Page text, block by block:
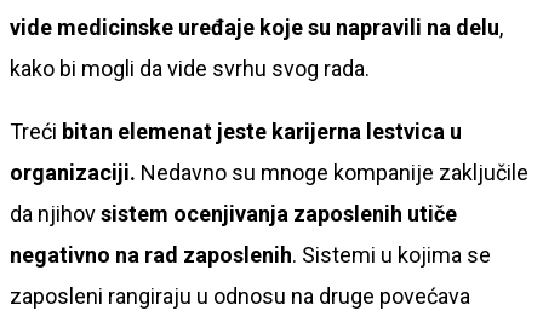
vide medicinske uređaje koje su napravili na delu,
kako bi mogli da vide svrhu svog rada.
Treći bitan elemenat jeste karijerna lestvica u
organizaciji. Nedavno su mnoge kompanije zaključile
da njihovsistem ocenjivanja zaposlenih utiče
negativno na rad zaposlenih. Sistemi u kojima se
zaposleni rangiraju u odnosu na druge povećava